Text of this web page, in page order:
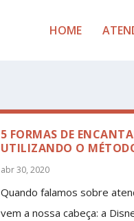
HOME
5 FORMAS DE
UTILIZANDO O
abr 30, 2020
Quando falamos sobre
vem a nossa cabeça: a